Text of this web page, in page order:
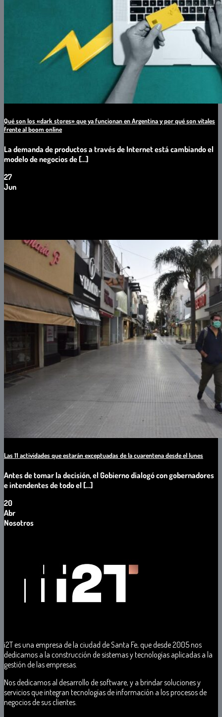
Qué son los «dark stores» que ya funcionan en Argentina y por qué son vitales
frente al boom online
La demanda de productos a través de Internet está cambiando el
modelo de negocios de [...]
27
Jun
Las 11 actividades que estarán exceptuadas de la cuarentena desde el lunes
Antes de tomar la decisión, el Gobierno dialogó con gobernadores
e intendentes de todo el [...]
20
Abr
Nosotros
i2Tesuna empresa de la ciudad deSanta Fe, que desde 2005 nos
dedicamos a la construcción desistemasytecnologías aplicadas a la
gestión de las empresas.
Nos dedicamos al desarrollo desoftware, y a brindarsoluciones y
servicios queintegran tecnologíasdeinformación a los procesos de
negociosdesusclientes.